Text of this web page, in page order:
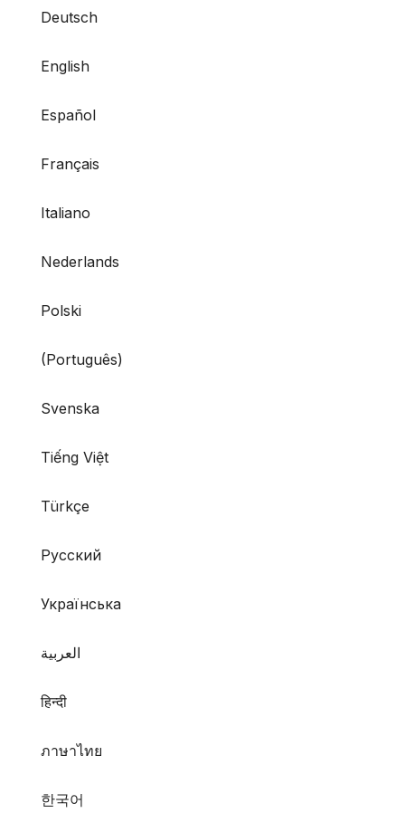
Deutsch
English
Español
Français
Italiano
Nederlands
Polski
(Português)
Svenska
Tiếng Việt
Türkçe
Русский
Українська
العربية
हिन्दी
ภาษาไทย
한국어